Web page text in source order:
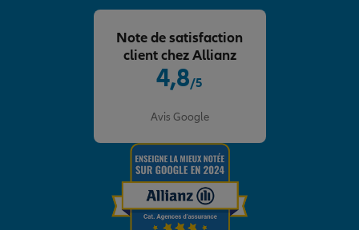
4,8/5
Avis Google
Note de satisfaction
client chez Allianz